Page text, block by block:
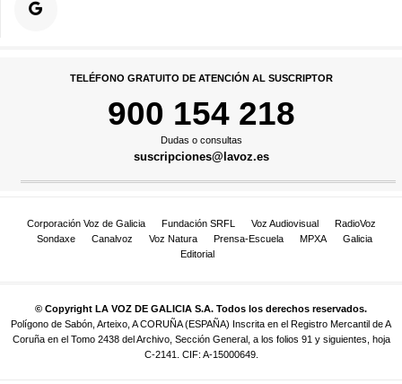
TELÉFONO GRATUITO DE ATENCIÓN AL SUSCRIPTOR
900 154 218
Dudas o consultas
suscripciones@lavoz.es
Corporación Voz de Galicia Fundación SRFL Voz Audiovisual
RadioVoz
Sondaxe
Canalvoz Voz Natura Prensa-Escuela MPXA
Galicia
Editorial
© Copyright LA VOZ DE GALICIA S.A. Todos los derechos reservados.
Polígono de Sabón, Arteixo, A CORUÑA (ESPAÑA) Inscrita en el Registro Mercantil de A
Coruña en el Tomo 2438 del Archivo, Sección General, a los folios 91 y siguientes, hoja
C-2141. CIF: A-15000649.